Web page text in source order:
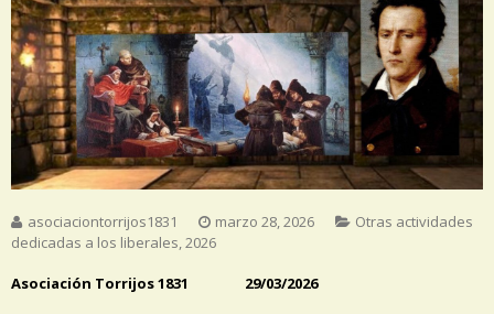
asociaciontorrijos1831 marzo 28, 2026
Otras actividades
dedicadas a los liberales,2026
Asociación Torrijos 1831 29/03/2026